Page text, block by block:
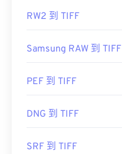
RW2 到 TIFF
Samsung RAW 到 TIFF
PEF 到 TIFF
DNG 到 TIFF
SRF 到 TIFF